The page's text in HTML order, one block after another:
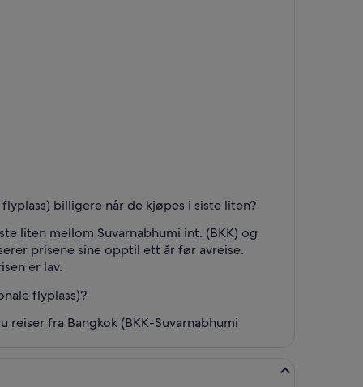
billigere når de kjøpes i siste liten?
liten mellom Suvarnabhumi int. (BKK) og
prisene sine opptil ett år før avreise.
er lav.
flyplass)?
fra Bangkok (BKK-Suvarnabhumi